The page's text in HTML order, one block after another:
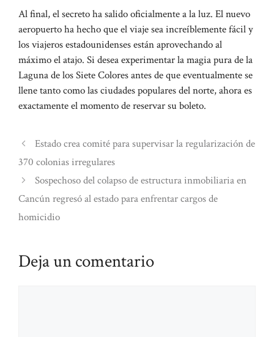
Al final, el secreto ha salido oficialmente a la luz. El nuevo
aeropuerto ha hecho que el viaje sea increíblemente fácil y
los viajeros estadounidenses están aprovechando al
máximo el atajo. Si desea experimentar la magia pura de la
Laguna de los Siete Colores antes de que eventualmente se
llene tanto como las ciudades populares del norte, ahora es
exactamente el momento de reservar su boleto.
Estado crea comité para supervisar la regularización de
370 colonias irregulares
Sospechoso del colapso de estructura inmobiliaria en
Cancún regresó al estado para enfrentar cargos de
homicidio
Deja un comentario